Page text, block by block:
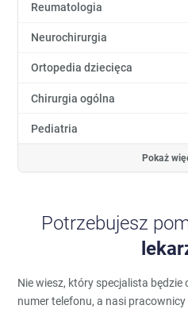
Reumatologia
Neurochirurgia
Ortopedia dziecięca
Chirurgia ogólna
Pediatria
Pokaż
Potrzebujesz
Nie wiesz, który specjalista
numer telefonu, a nasi